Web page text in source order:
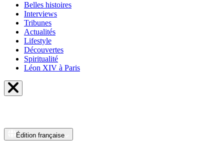
Belles histoires
Interviews
Tribunes
Actualités
Lifestyle
Découvertes
Spiritualité
Léon XIV à Paris
Édition française